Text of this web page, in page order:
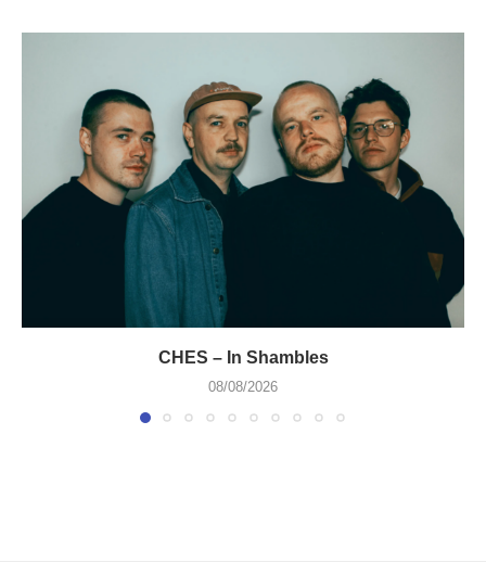
CHES – In Shambles
08/08/2026